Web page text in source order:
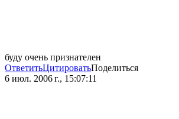
буду очень признателен
ОтветитьЦитироватьПоделиться
6 июл. 2006 г., 15:07:11